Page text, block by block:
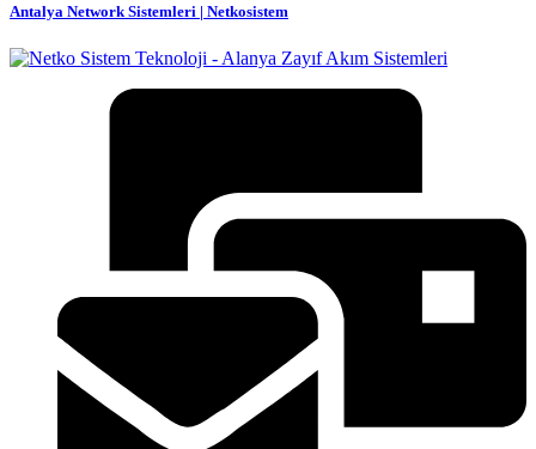
Antalya Network Sistemleri | Netkosistem